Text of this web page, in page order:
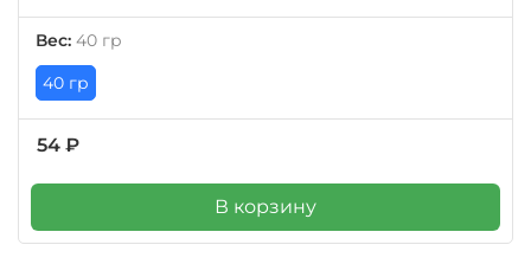
Вес: 40 гр
40 гр
54 ₽
В корзину